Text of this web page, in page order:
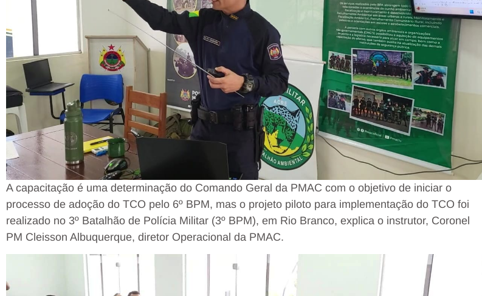
A capacitação é uma determinação do Comando Geral da PMAC com o objetivo de iniciar o
processo de adoção do TCO pelo 6º BPM, mas o projeto piloto para implementação do TCO foi
realizado no 3º Batalhão de Polícia Militar (3º BPM), em Rio Branco, explica o instrutor, Coronel
PM Cleisson Albuquerque, diretor Operacional da PMAC.